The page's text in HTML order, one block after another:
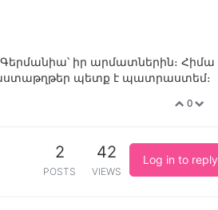
իր արմատներին։ Հիմա
պետք է պատրաստեմ։
0
2
POSTS
42
VIEWS
Log in to reply